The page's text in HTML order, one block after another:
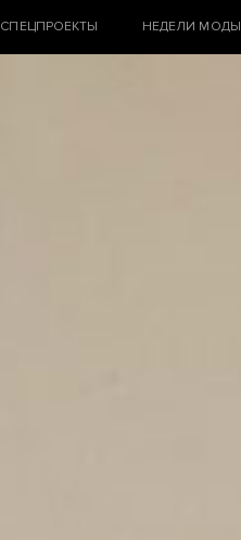
СПЕЦПРОЕКТЫ НЕДЕЛИ МОДЫ